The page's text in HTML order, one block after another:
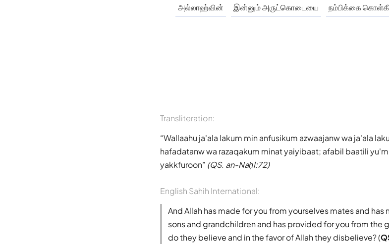
நம்பிக்கை
இன்னும் அருட்கொடையை
அல்லாஹ்வின்
Transliteration:
Wallaahu ja'ala lakum min anfusikum azwaajanw wa ja'ala
hafadatanw wa razaqakum minat yaiyibaat; afabil baatili
yakkfuroon (QS. an-Naḥl:72)
English Sahih International:
And Allah has made for you from yourselves mates and
sons and grandchildren and has provided for you from the
do they believe and in the favor of Allah they disbelieve? (